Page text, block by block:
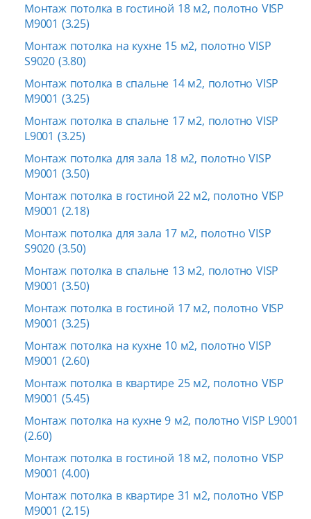
Монтаж потолка в гостиной 18 м2, полотно VISP
M9001 (3.25)
Монтаж потолка на кухне 15 м2, полотно VISP
S9020 (3.80)
Монтаж потолка в спальне 14 м2, полотно VISP
M9001 (3.25)
Монтаж потолка в спальне 17 м2, полотно VISP
L9001 (3.25)
Монтаж потолка для зала 18 м2, полотно VISP
M9001 (3.50)
Монтаж потолка в гостиной 22 м2, полотно VISP
M9001 (2.18)
Монтаж потолка для зала 17 м2, полотно VISP
S9020 (3.50)
Монтаж потолка в спальне 13 м2, полотно VISP
M9001 (3.50)
Монтаж потолка в гостиной 17 м2, полотно VISP
M9001 (3.25)
Монтаж потолка на кухне 10 м2, полотно VISP
M9001 (2.60)
Монтаж потолка в квартире 25 м2, полотно VISP
M9001 (5.45)
Монтаж потолка на кухне 9 м2, полотно VISP L9001
(2.60)
Монтаж потолка в гостиной 18 м2, полотно VISP
M9001 (4.00)
Монтаж потолка в квартире 31 м2, полотно VISP
M9001 (2.15)